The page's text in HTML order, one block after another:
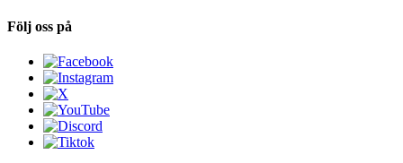
Följ oss på